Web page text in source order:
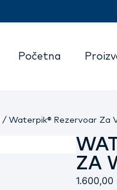
Početna
/ Waterpik® Rezervoar Za
ZA
1.600,00